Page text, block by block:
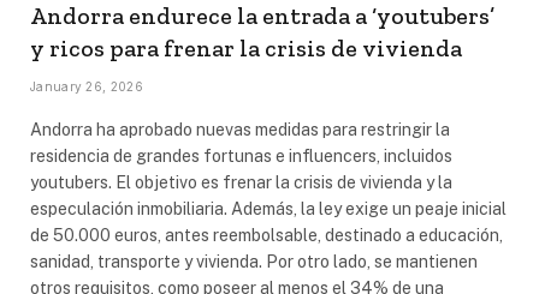
Andorra endurece la entrada a ‘youtubers’
y ricos para frenar la crisis de vivienda
January 26, 2026
Andorra ha aprobado nuevas medidas para restringir la
residencia de grandes fortunas e influencers, incluidos
youtubers. El objetivo es frenar la crisis de vivienda y la
especulación inmobiliaria. Además, la ley exige un peaje inicial
de 50.000 euros, antes reembolsable, destinado a educación,
sanidad, transporte y vivienda. Por otro lado, se mantienen
otros requisitos, como poseer al menos el 34% de una